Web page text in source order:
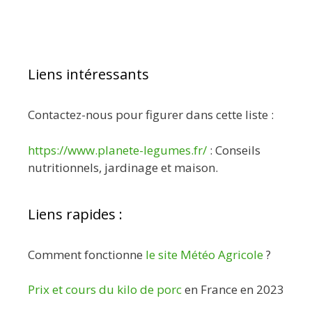
Liens intéressants
Contactez-nous pour figurer dans cette liste :
https://www.planete-legumes.fr/ : Conseils
nutritionnels, jardinage et maison.
Liens rapides :
Comment fonctionne le site Météo Agricole?
Prix et cours du kilo de porcen France en 2023